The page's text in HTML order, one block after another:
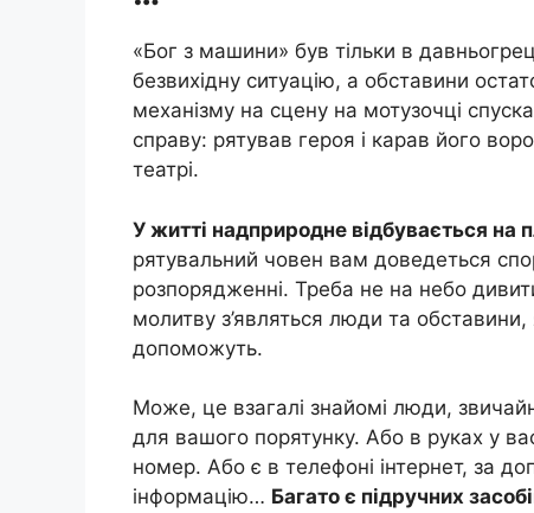
«Бог з машини» був тільки в
безвихідну ситуацію, а обставини
механізму на сцену на мотузочці
справу: рятував героя і карав його
театрі.
У житті надприродне відбувається на
рятувальний човен вам доведеться
розпорядженні. Треба не на небо
молитву з’являться люди та
допоможуть.
Може, це взагалі знайомі люди,
для вашого порятунку. Або в руках у
номер. Або є в телефоні інтернет, за
інформацію… Багато є підручних